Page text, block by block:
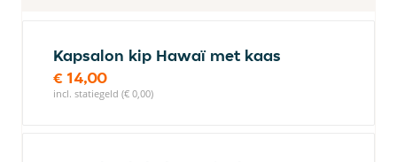
Kapsalon kip Hawaï met kaas
€ 14,00
incl. statiegeld (€ 0,00)